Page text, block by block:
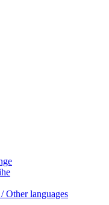
Other languages